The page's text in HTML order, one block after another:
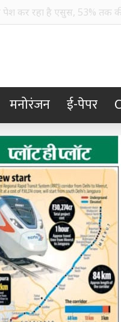
यूनियनों का बड़ा आंदोलन,
मनोरंजन ई-पेपर